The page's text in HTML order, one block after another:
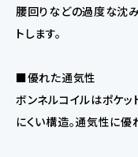
腰回りなどの過度な沈
トします。
■優れた通気性
ボンネルコイルはポケ
にくい構造。通気性に優